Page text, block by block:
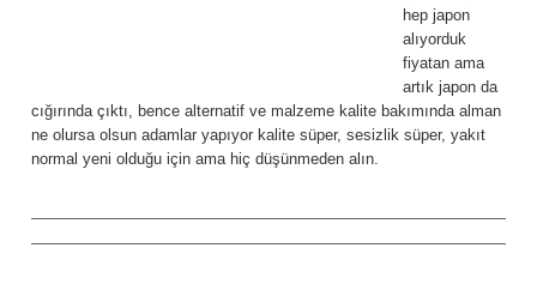
hep japon
alıyorduk
fiyatan ama
artık japon da
cığırında çıktı, bence alternatif ve malzeme kalite bakımında alman
ne olursa olsun adamlar yapıyor kalite süper, sesizlik süper, yakıt
normal yeni olduğu için ama hiç düşünmeden alın.